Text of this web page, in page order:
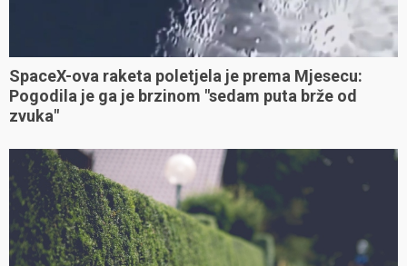
SpaceX-ova raketa poletjela je prema Mjesecu:
Pogodila je ga je brzinom "sedam puta brže od
zvuka"